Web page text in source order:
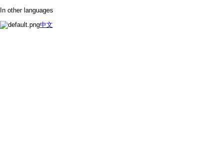
In other languages
中文